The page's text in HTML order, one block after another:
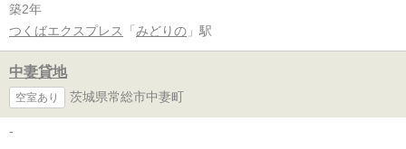
築2年
つくばエクスプレス
「 みどりの 」駅
中妻貸地
空室あり 茨城県常総市中妻町
-